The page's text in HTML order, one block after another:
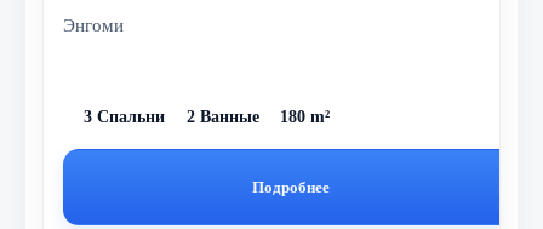
Энгоми
3 Спальни 2 Ванные 180 m²
Подробнее